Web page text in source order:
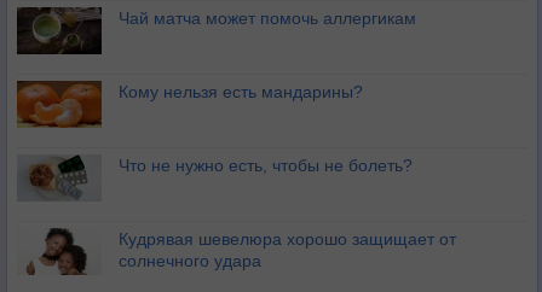
Чай матча может помочь аллергикам
Кому нельзя есть мандарины?
Что не нужно есть, чтобы не болеть?
Кудрявая шевелюра хорошо защищает от
солнечного удара